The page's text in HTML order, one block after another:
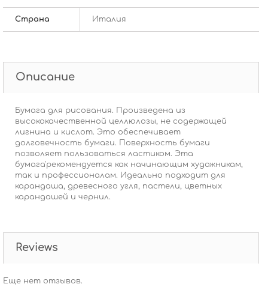
Страна Италия
Описание
Бумага для рисования. Произведена из
высококачественной целлюлозы, не содержащей
лигнина и кислот. Это обеспечивает
долговечность бумаги. Поверхность бумаги
позволяет пользоваться ластиком. Эта
бумага'рекомендуется как начинающим художникам,
так и профессионалам. Идеально подходит для
карандаша, древесного угля, пастели, цветных
карандашей и чернил.
Reviews
Еще нет отзывов.